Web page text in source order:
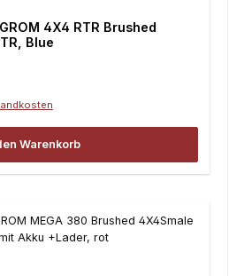
4X4 RTR Brushed
Blue
Warenkorb